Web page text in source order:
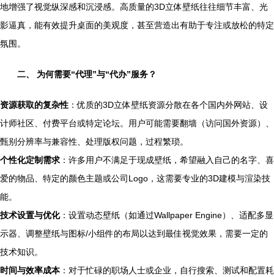
地增强了视觉纵深感和沉浸感。高质量的3D立体壁纸往往细节丰富、光
影逼真，能有效提升桌面的美观度，甚至营造出有助于专注或放松的特定
氛围。
二、 为何需要“代理”与“代办”服务？
资源获取的复杂性 ：优质的3D立体壁纸资源分散在各个国内外网站、设
计师社区、付费平台或特定论坛。用户可能需要翻墙（访问国外资源）、
甄别分辨率与兼容性、处理版权问题，过程繁琐。
个性化定制需求 ：许多用户不满足于现成壁纸，希望融入自己的名字、喜
爱的物品、特定的颜色主题或公司Logo，这需要专业的3D建模与渲染技
能。
技术设置与优化：设置动态壁纸（如通过Wallpaper Engine）、适配多显
示器、调整壁纸与图标/小组件的布局以达到最佳视觉效果，需要一定的
技术知识。
时间与效率成本：对于忙碌的职场人士或企业，自行搜索、测试和配置耗